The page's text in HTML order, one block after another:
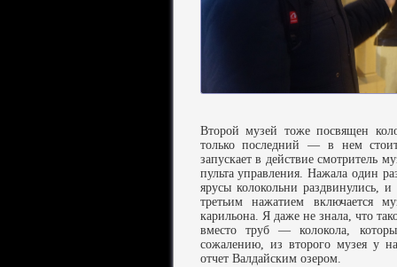
Второй музей тоже посвящен
только последний — в нем
запускает в действие смотритель
пульта управления. Нажала один
ярусы колокольни раздвинулись,
третьим нажатием включается
карильона. Я даже не знала, что
вместо труб — колокола,
сожалению, из второго музея у
отчет Валдайским озером.